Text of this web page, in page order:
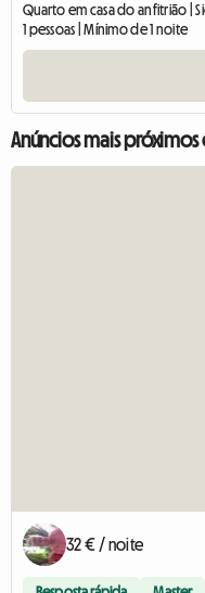
Quarto em casa do anfitrião |
1 pessoas | Mínimo de 1 noite
Anúncios mais
32 € / noite